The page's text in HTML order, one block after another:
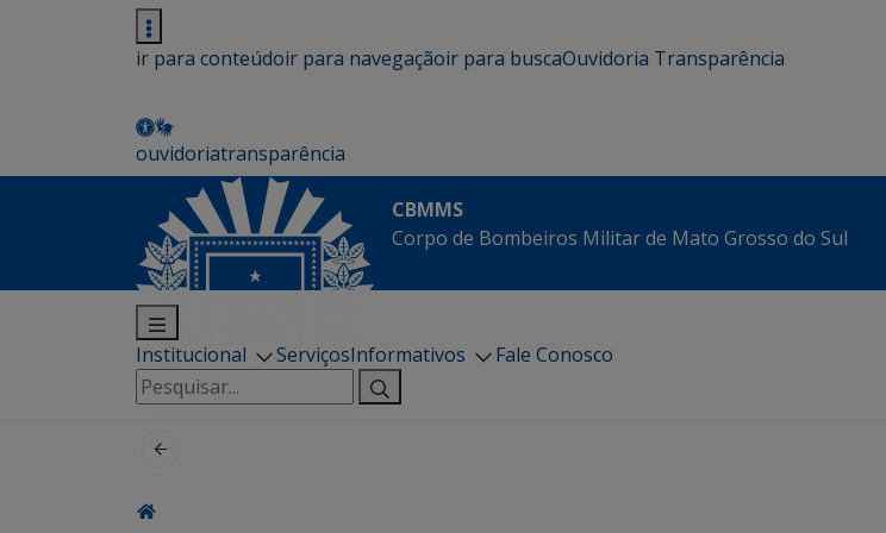
ir para conteúdoir para navegaçãoir para buscaOuvidoria Transparência
ouvidoriatransparência
CBMMS
Corpo de Bombeiros Militar de Mato Grosso do Sul
Institucional ServiçosInformativos
Fale Conosco
Pesquisar
por: